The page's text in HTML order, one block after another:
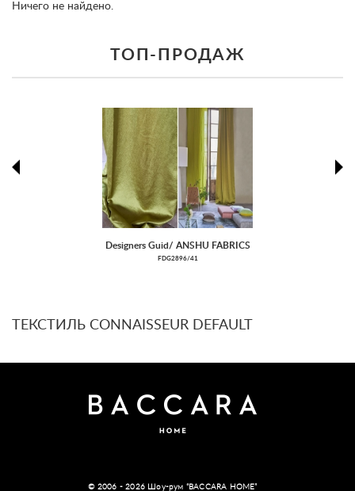
Ничего не найдено.
ТОП-ПРОДАЖ
Designers Guid/ ANSHU FABRICS
FDG2896/41
ТЕКСТИЛЬ CONNAISSEUR DEFAULT
© 2006 - 2026 Шоу-рум “BACCARA HOME”